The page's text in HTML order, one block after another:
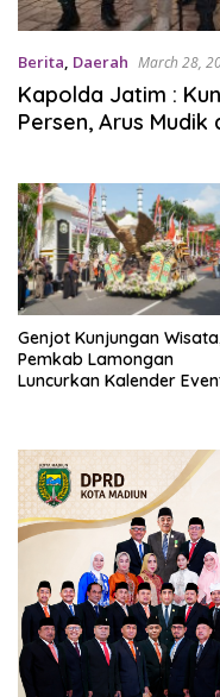
Berita, Daerah March 28,
Kapolda Jatim :
Persen, Arus Mudik
Genjot Kunjungan
Pemkab Lamongan
Luncurkan Kalender